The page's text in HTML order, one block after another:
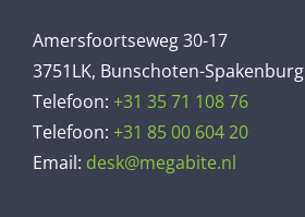
Amersfoortseweg 30-17
3751LK, Bunschoten-Spakenburg
Telefoon: +31 35 71 108 76
Telefoon: +31 85 00 604 20
Email: desk@megabite.nl